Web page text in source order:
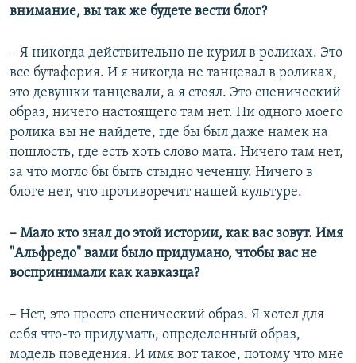
внимание, вы так же будете вести блог?
– Я никогда действительно не курил в роликах. Это
все бутафория. И я никогда не танцевал в роликах,
это девушки танцевали, а я стоял. Это сценический
образ, ничего настоящего там нет. Ни одного моего
ролика вы не найдете, где бы был даже намек на
пошлость, где есть хоть слово мата. Ничего там нет,
за что могло бы быть стыдно чеченцу. Ничего в
блоге нет, что противоречит нашей культуре.
– Мало кто знал до этой истории, как вас зовут. Имя
"Альфредо" вами было придумано, чтобы вас не
воспринимали как кавказца?
– Нет, это просто сценический образ. Я хотел для
себя что-то придумать, определенный образ,
модель поведения. И имя вот такое, потому что мне